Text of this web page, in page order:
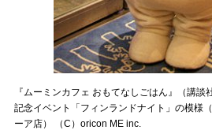
『ムーミンカフェ おもてなしごはん』（講
記念イベント「フィンランドナイト」の模様
ーア店） （C）oricon ME inc.